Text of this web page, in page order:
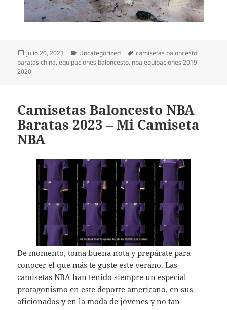
Publicado
el
julio 20, 2023 Categorías
Uncategorized Etiquetas
camisetas baloncesto
baratas china,equipaciones baloncesto, nba equipaciones 2019
2020
Camisetas Baloncesto NBA
Baratas 2023 – Mi Camiseta
NBA
De momento, toma buena nota y prepárate para
conocer el que más te guste este verano. Las
camisetas NBA han tenido siempre un especial
protagonismo en este deporte americano, en sus
aficionados y en la moda de jóvenes y no tan